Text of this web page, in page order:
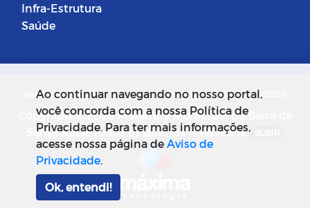
Infra-Estrutura
Saúde
Versão do Sistema: 5.0.268 Data da Versão: 18/03/2026
Copyright © 2026 Prefeitura Municipal de Barra de
Santa Rosa. Todos os direitos reservados.
Ao continuar navegando no nosso portal,
você concorda com a nossa Política de
Privacidade. Para ter mais informações,
acesse nossa página deAviso de
Privacidade.
Ok, entendi!